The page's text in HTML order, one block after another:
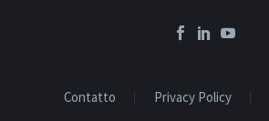
Contatto Privacy Policy